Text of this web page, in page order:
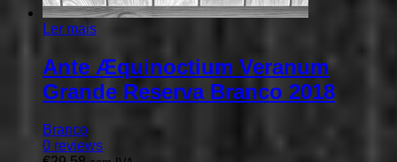
Ler mais
Ante Æquinoctium Veranum
Grande Reserva Branco 2018
Branco
0 reviews